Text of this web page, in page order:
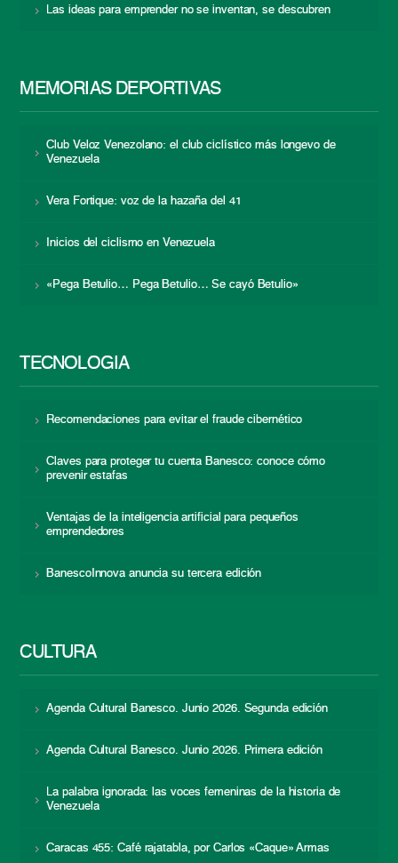
Las ideas para emprender no se inventan, se descubren
MEMORIAS DEPORTIVAS
Club Veloz Venezolano: el club ciclístico más longevo de
Venezuela
Vera Fortique: voz de la hazaña del 41
Inicios del ciclismo en Venezuela
«Pega Betulio… Pega Betulio… Se cayó Betulio»
TECNOLOGÍA
Recomendaciones para evitar el fraude cibernético
Claves para proteger tu cuenta Banesco: conoce cómo
prevenir estafas
Ventajas de la inteligencia artificial para pequeños
emprendedores
BanescoInnova anuncia su tercera edición
CULTURA
Agenda Cultural Banesco. Junio 2026. Segunda edición
Agenda Cultural Banesco. Junio 2026. Primera edición
La palabra ignorada: las voces femeninas de la historia de
Venezuela
Caracas 455: Café rajatabla, por Carlos «Caque» Armas